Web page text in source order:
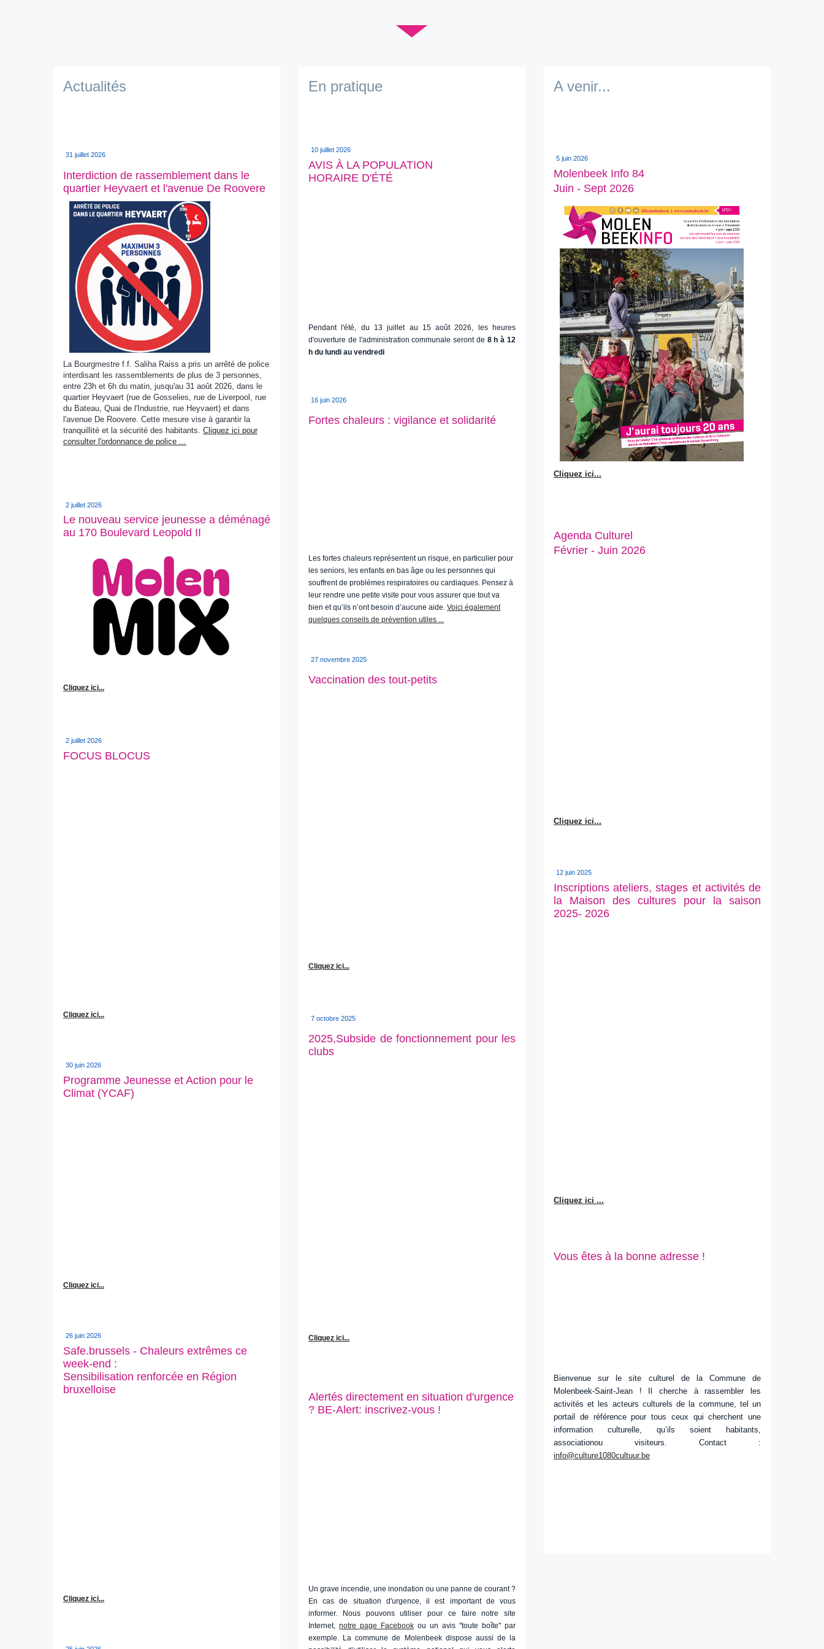
▼
Actualités
31 juillet 2026
Interdiction de rassemblement dans le
quartier Heyvaert et l'avenue De Roovere
La Bourgmestre f.f. Saliha Raiss a pris un arrêté de police
interdisant les rassemblements de plus de 3 personnes,
entre 23h et 6h du matin, jusqu'au 31 août 2026, dans le
quartier Heyvaert (rue de Gosselies, rue de Liverpool, rue
du Bateau, Quai de l'Industrie, rue Heyvaert) et dans
l'avenue De Roovere. Cette mesure vise à garantir la
tranquillité et la sécurité des habitants. Cliquez ici pour
consulter l'ordonnance de police ...
2 juillet 2026
Le nouveau service jeunesse a déménagé
au 170 Boulevard Leopold II
Cliquez ici...
2 juillet 2026
FOCUS BLOCUS
Cliquez ici...
30 juin 2026
Programme Jeunesse et Action pour le
Climat (YCAF)
Cliquez ici...
26 juin 2026
Safe.brussels - Chaleurs extrêmes ce
week-end :
Sensibilisation renforcée en Région
bruxelloise
Cliquez ici...
En pratique
10 juillet 2026
AVIS À LA POPULATION
HORAIRE D'ÉTÉ
Pendant l'été, du 13 juillet au 15 août 2026, les heures
d'ouverture de l'administration communale seront de 8 h à 12
h du lundi au vendredi
16 juin 2026
Fortes chaleurs : vigilance et solidarité
Les fortes chaleurs représentent un risque, en particulier pour
les seniors, les enfants en bas âge ou les personnes qui
souffrent de problèmes respiratoires ou cardiaques. Pensez à
leur rendre une petite visite pour vous assurer que tout va
bien et qu’ils n’ont besoin d’aucune aide. Voici également
quelques conseils de prévention utiles ...
27 novembre 2025
Vaccination des tout-petits
Cliquez ici...
7 octobre 2025
2025,Subside de fonctionnement pour les
clubs
Cliquez ici...
Alertés directement en situation d'urgence
? BE-Alert: inscrivez-vous !
Un grave incendie, une inondation ou une panne de courant ?
En cas de situation d'urgence, il est important de vous
informer. Nous pouvons utiliser pour ce faire notre site
Internet, notre page Facebook ou un avis "toute boîte" par
exemple. La commune de Molenbeek dispose aussi de la
A venir...
5 juin 2026
Molenbeek Info 84
Juin - Sept 2026
Cliquez ici...
Agenda Culturel
Février - Juin 2026
Cliquez ici...
12 juin 2025
Inscriptions ateliers, stages et activités de
la Maison des cultures pour la saison
2025- 2026
Cliquez ici ...
Vous êtes à la bonne adresse !
Bienvenue sur le site culturel de la Commune de
Molenbeek-Saint-Jean ! Il cherche à rassembler les
activités et les acteurs culturels de la commune, tel un
portail de référence pour tous ceux qui cherchent une
information culturelle, qu’ils soient habitants,
associationou visiteurs. Contact :
info@culture1080cultuur.be